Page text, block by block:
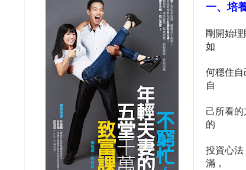
一、培
剛開始
如
何穩住
自
己所看
的
投資心
滿，